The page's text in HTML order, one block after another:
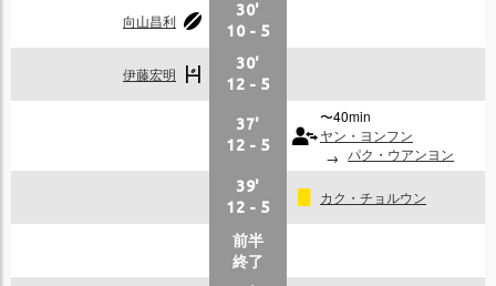
向山昌利
30'
10 - 5
伊藤宏明
30'
12 - 5
37'
12 - 5
〜40min
ヤン・ヨンフン
パク・ウアンヨン
39'
12 - 5
カク・チョルウン
前半
終了